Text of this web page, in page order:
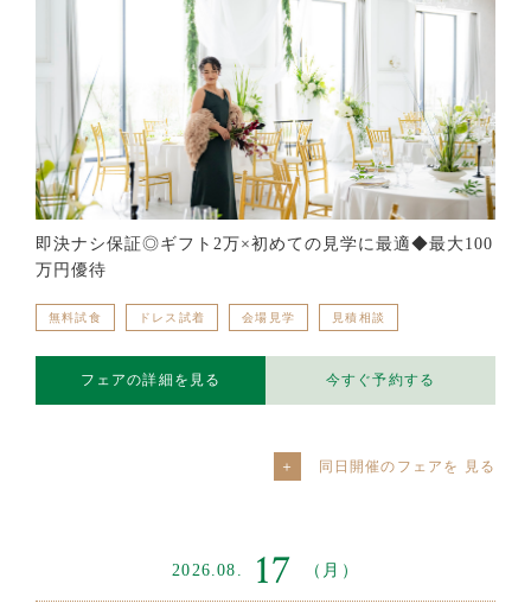
即決ナシ保証◎ギフト2万×初めての見学に最適◆最大100
万円優待
無料試食 ドレス試着 会場見学 見積相談
フェアの詳細を見る 今すぐ予約する
同日開催のフェアを
2026.08. 17 （月）